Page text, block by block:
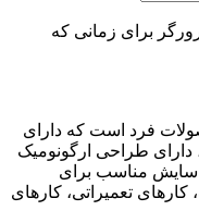
برای زمانی که
فرد است که دارای
دارای طراحی ارگونومیک
سایش مناسب برای
تعمیراتی، کارهای